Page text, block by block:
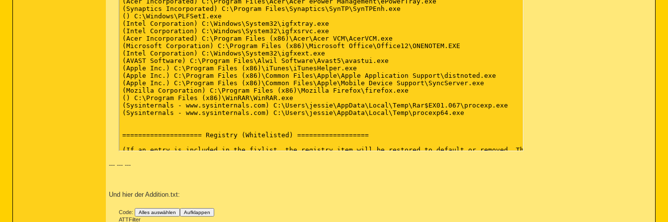
--- --- ---
Und hier der Addition.txt:
Code: Alles auswählen Aufklappen
ATTFilter